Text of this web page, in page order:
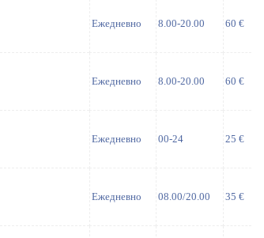
Ежедневно 8.00-20.00 60 €
Ежедневно 8.00-20.00 60 €
Ежедневно 00-24 25 €
Ежедневно 08.00/20.00 35 €